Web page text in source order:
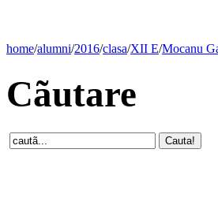
home/alumni/2016/clasa/XII E/Mocanu
Cãutare